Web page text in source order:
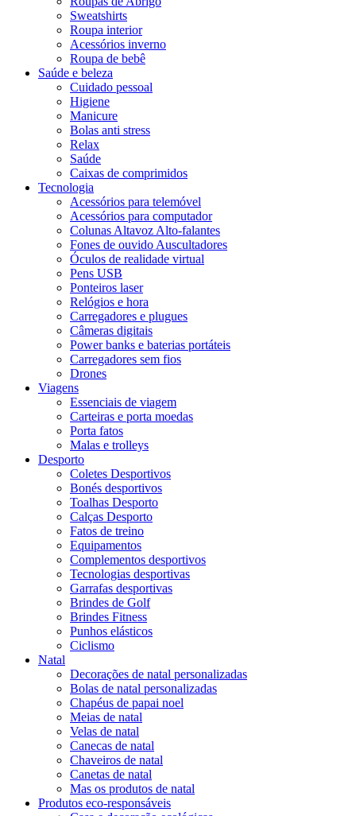
Sweatshirts
Roupa interior
Acessórios inverno
Roupa de bebê
Saúde e beleza
Cuidado pessoal
Higiene
Manicure
Bolas anti stress
Relax
Saúde
Caixas de comprimidos
Tecnologia
Acessórios para telemóvel
Acessórios para computador
Colunas Altavoz Alto-falantes
Fones de ouvido Auscultadores
Óculos de realidade virtual
Pens USB
Ponteiros laser
Relógios e hora
Carregadores e plugues
Câmeras digitais
Power banks e baterias portáteis
Carregadores sem fios
Drones
Viagens
Essenciais de viagem
Carteiras e porta moedas
Porta fatos
Malas e trolleys
Desporto
Coletes Desportivos
Bonés desportivos
Toalhas Desporto
Calças Desporto
Fatos de treino
Equipamentos
Complementos desportivos
Tecnologias desportivas
Garrafas desportivas
Brindes de Golf
Brindes Fitness
Punhos elásticos
Ciclismo
Natal
Decorações de natal personalizadas
Bolas de natal personalizadas
Chapéus de papai noel
Meias de natal
Velas de natal
Canecas de natal
Chaveiros de natal
Canetas de natal
Mas os produtos de natal
Produtos eco-responsáveis